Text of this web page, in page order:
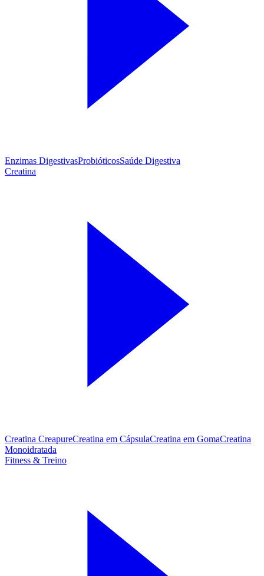
Enzimas DigestivasProbióticosSaúde Digestiva
Creatina
Creatina CreapureCreatina em CápsulaCreatina em GomaCreatina
Monoidratada
Fitness & Treino